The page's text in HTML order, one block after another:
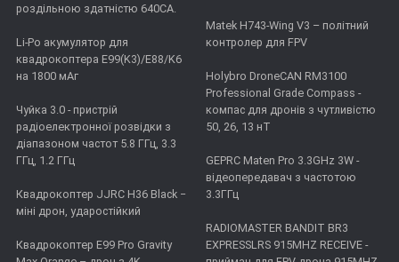
роздільною здатністю 640CA.
Li-Po акумулятор для
квадрокоптера E99(K3)/E88/K6
на 1800 мАг
Чуйка 3.0 - пристрій
радіоелектронної розвідки з
діапазоном частот 5.8 ГГц, 3.3
ГГц, 1.2 ГГц
Квадрокоптер JJRC H36 Black −
міні дрон, ударостійкий
Квадрокоптер E99 Pro Gravity
Matek H743-Wing V3 – політний
контролер для FPV
Holybro DroneCAN RM3100
Professional Grade Compass -
компас для дронів з чутливістю
50, 26, 13 нТ
GEPRC Maten Pro 3.3GHz 3W -
відеопередавач з частотою
3.3ГГц
RADIOMASTER BANDIT BR3
EXPRESSLRS 915MHZ RECEIVE -